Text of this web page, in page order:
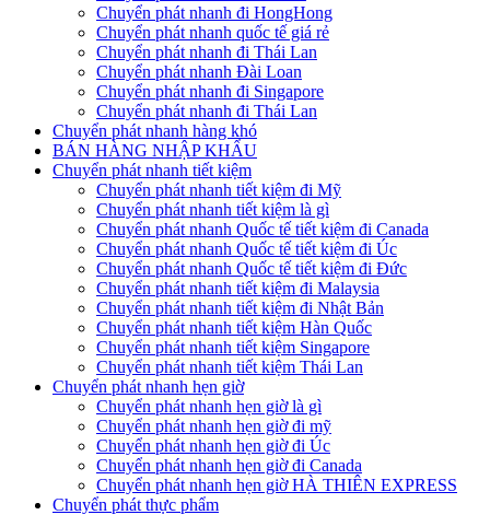
Chuyển phát nhanh đi HongHong
Chuyển phát nhanh quốc tế giá rẻ
Chuyển phát nhanh đi Thái Lan
Chuyển phát nhanh Đài Loan
Chuyển phát nhanh đi Singapore
Chuyển phát nhanh đi Thái Lan
Chuyển phát nhanh hàng khó
BÁN HÀNG NHẬP KHẨU
Chuyển phát nhanh tiết kiệm
Chuyển phát nhanh tiết kiệm đi Mỹ
Chuyển phát nhanh tiết kiệm là gì
Chuyển phát nhanh Quốc tế tiết kiệm đi Canada
Chuyển phát nhanh Quốc tế tiết kiệm đi Úc
Chuyển phát nhanh Quốc tế tiết kiệm đi Đức
Chuyển phát nhanh tiết kiệm đi Malaysia
Chuyển phát nhanh tiết kiệm đi Nhật Bản
Chuyển phát nhanh tiết kiệm Hàn Quốc
Chuyển phát nhanh tiết kiệm Singapore
Chuyển phát nhanh tiết kiệm Thái Lan
Chuyển phát nhanh hẹn giờ
Chuyển phát nhanh hẹn giờ là gì
Chuyển phát nhanh hẹn giờ đi mỹ
Chuyển phát nhanh hẹn giờ đi Úc
Chuyển phát nhanh hẹn giờ đi Canada
Chuyển phát nhanh hẹn giờ HÀ THIÊN EXPRESS
Chuyển phát thực phẩm